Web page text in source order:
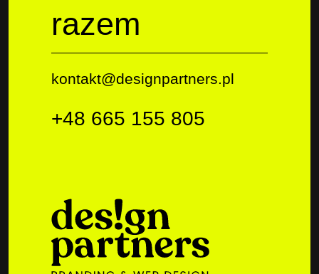
razem
kontakt@designpartners.pl
+48 665 155 805